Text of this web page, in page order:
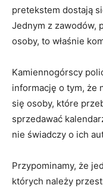
pretekstem dostają
Jednym z zawodów,
osoby, to właśnie
Kamiennogórscy
informację o tym, że
się osoby, które
sprzedawać
nie świadczy o ich
Przypominamy, że
których należy